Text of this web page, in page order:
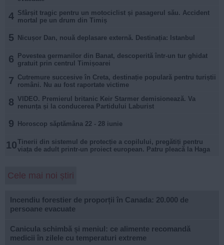
4 Sfârșit tragic pentru un motociclist și pasagerul său. Accident
mortal pe un drum din Timiș
5 Nicușor Dan, nouă deplasare externă. Destinația: Istanbul
6
Povestea germanilor din Banat, descoperită într-un tur ghidat
gratuit prin centrul Timișoarei
7 Cutremure succesive în Creta, destinație populară pentru turiștii
români. Nu au fost raportate victime
8 VIDEO. Premierul britanic Keir Starmer demisionează. Va
renunța și la conducerea Partidului Laburist
9 Horoscop săptămâna 22 - 28 iunie
10Tinerii din sistemul de protecție a copilului, pregătiți pentru
viața de adult printr-un proiect european. Patru pleacă la Haga
Cele mai noi știri
Incendiu forestier de proporții în Canada: 20.000 de
persoane evacuate
Canicula schimbă și meniul: ce alimente recomandă
medicii în zilele cu temperaturi extreme